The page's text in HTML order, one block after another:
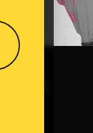
2:
de